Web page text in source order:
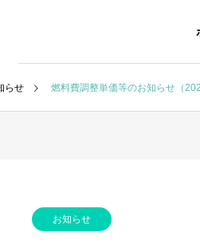
らせ 燃料費調整単価等のお知らせ（
お知らせ